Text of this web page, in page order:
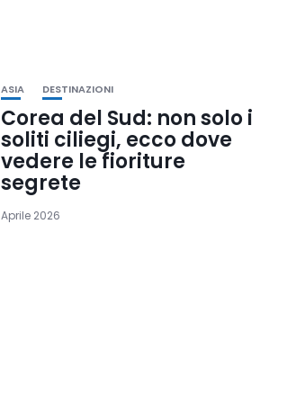
ASIA DESTINAZIONI
Corea del Sud: non solo i
soliti ciliegi, ecco dove
vedere le fioriture
segrete
Aprile 2026